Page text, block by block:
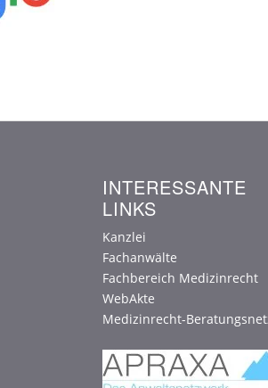
INTERESSANTE
LINKS
Kanzlei
Fachanwälte
Fachbereich Medizinrecht
WebAkte
Medizinrecht-